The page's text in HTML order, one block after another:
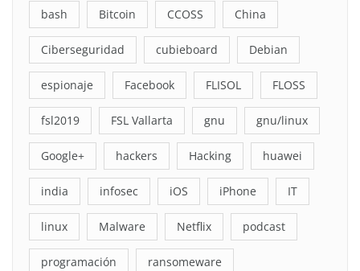
bash Bitcoin CCOSS China
Ciberseguridad cubieboard Debian
espionaje Facebook FLISOL FLOSS
fsl2019 FSL Vallarta gnu gnu/linux
Google+ hackers Hacking huawei
india infosec iOS iPhone IT
linux Malware Netflix podcast
programación ransomeware